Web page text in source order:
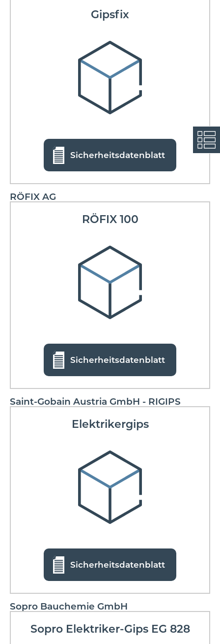
Gipsfix
Sicherheitsdatenblatt
RÖFIX AG
RÖFIX 100
Sicherheitsdatenblatt
Saint-Gobain Austria GmbH - RIGIPS
Elektrikergips
Sicherheitsdatenblatt
Sopro Bauchemie GmbH
Sopro Elektriker-Gips EG 828